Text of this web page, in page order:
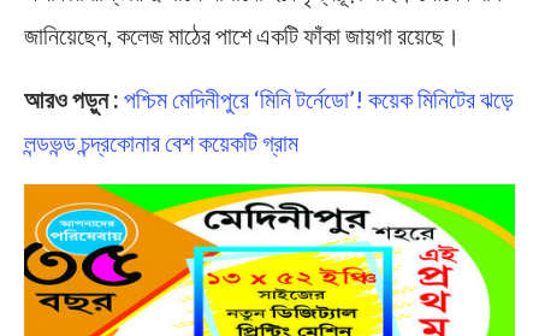
জানিয়েছেন, কলেজ মাঠের পাশে একটি ফাঁকা জায়গা রয়েছে।
আরও পড়ুন : পশ্চিম মেদিনীপুরে ‘মিনি টর্নেডো’! কয়েক মিনিটের ঝড়ে
লন্ডভন্ড চন্দ্রকোনার বেশ কয়েকটি গ্রাম